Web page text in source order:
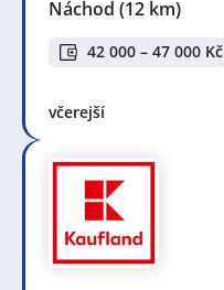
Náchod (12 km)
42 000 – 47 000 Kč
včerejší